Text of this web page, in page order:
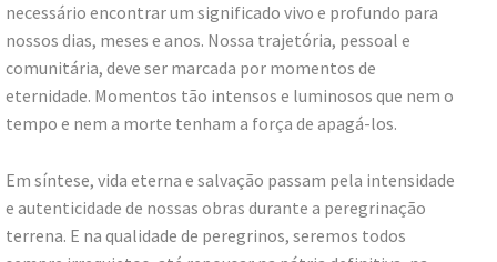
necessário encontrar um significado vivo e profundo para
nossos dias, meses e anos. Nossa trajetória, pessoal e
comunitária, deve ser marcada por momentos de
eternidade. Momentos tão intensos e luminosos que nem o
tempo e nem a morte tenham a força de apagá-los.
Em síntese, vida eterna e salvação passam pela intensidade
e autenticidade de nossas obras durante a peregrinação
terrena. E na qualidade de peregrinos, seremos todos